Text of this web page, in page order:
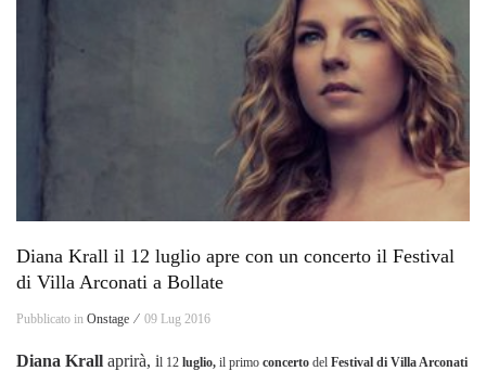
Diana Krall il 12 luglio apre con un concerto il Festival
di Villa Arconati a Bollate
Pubblicato in Onstage ⁄ 09 Lug 2016
Diana Krall aprirà, il 12 luglio, il primo concerto del Festival di Villa Arconati